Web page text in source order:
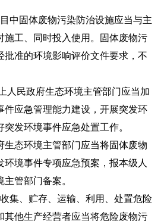
中固体废物污染防治设施应当与主
施工、同时投入使用。固体废物污
批准的环境影响评价文件要求，不
人民政府生态环境主管部门应当加
件应急管理能力建设，开展突发环
发环境事件应急处置工作。
生态环境主管部门应当将固体废物
环境事件专项应急预案，报本级人
管部门备案。
集、贮存、运输、利用、处置危险
其他生产经营者应当将危险废物污